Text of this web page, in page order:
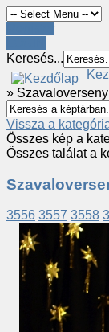
Keresés...
»
Vissza a
Összes kép a
Összes találat a
3556 3557 3558